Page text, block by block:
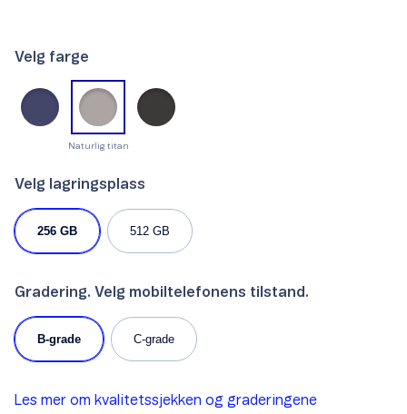
Velg farge
Naturlig titan
Velg lagringsplass
256 GB 512 GB
Gradering. Velg mobiltelefonens tilstand.
B-grade C-grade
Les mer om kvalitetssjekken og graderingene